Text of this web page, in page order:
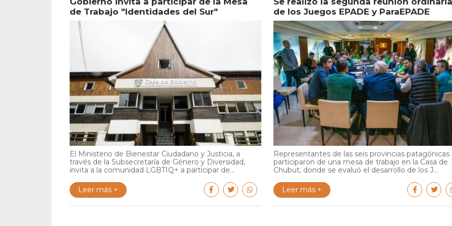
de Trabajo "Identidades del Sur"
El Ministerio de Bienestar Ciudadano y Justicia, a
través de la Subsecretaría de Género y Diversidad,
invita a la comunidad LGBTIQ+ a participar de...
Leer más +
de los Juegos EPADE y ParaEPADE
Representantes de las seis provincias patagónicas
participaron de una mesa de trabajo en la Casa de
Chubut, donde se evaluó el desarrollo de los J...
Leer más +